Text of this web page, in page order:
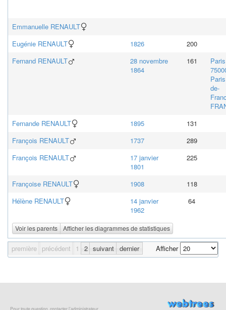
Voir les parents Afficher les diagrammes de statistiques
Emmanuelle RENAULT
Eugénie RENAULT 1826
200
Fernand RENAULT
28 novembre
1864
161
de-
Fernande RENAULT 1895
131
François RENAULT 1737
289
François RENAULT
17 janvier
1801
225
Françoise RENAULT 1908
118
Hélène RENAULT
14 janvier
1962
64
première précédent 1 2 suivant dernier Afficher